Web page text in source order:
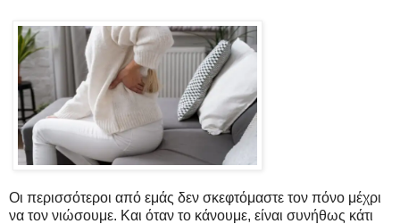
Οι περισσότεροι από εμάς δεν σκεφτόμαστε τον πόνο μέχρι
να τον νιώσουμε. Και όταν το κάνουμε, είναι συνήθως κάτι